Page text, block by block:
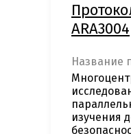
ARA3004
Название
изучения